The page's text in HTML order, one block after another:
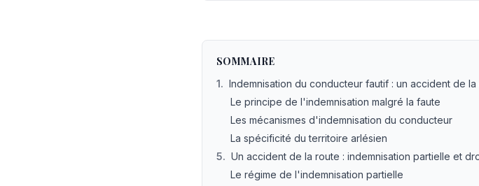
SOMMAIRE
1. Indemnisation du conducteur fautif : un accident de
Le principe de l'indemnisation malgré la faute
Les mécanismes d'indemnisation du conducteur
La spécificité du territoire arlésien
5. Un accident de la route : indemnisation partielle et
Le régime de l'indemnisation partielle